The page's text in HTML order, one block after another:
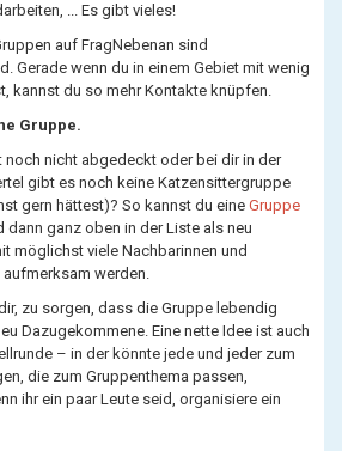
... Es gibt vieles!
auf FragNebenan sind
Gerade wenn du in einem Gebiet mit wenig
kannst du so mehr Kontakte knüpfen.
Gruppe.
noch nicht abgedeckt oder bei dir in der
gibt es noch keine Katzensittergruppe
gern hättest)? So kannst du eine Gruppe
dann ganz oben in der Liste als neu
möglichst viele Nachbarinnen und
werden.
zu sorgen, dass die Gruppe lebendig
Dazugekommene. Eine nette Idee ist auch
– in der könnte jede und jeder zum
die zum Gruppenthema passen,
ihr ein paar Leute seid, organisiere ein